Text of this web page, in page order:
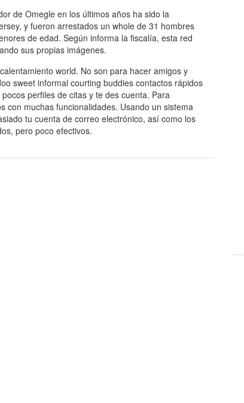
de Omegle en los últimos años ha sido la
y fueron arrestados un whole de 31 hombres
de edad. Según informa la fiscalía, esta red
sus propias imágenes.
world. No son para hacer amigos y
sweet informal courting buddies contactos rápidos
perfiles de citas y te des cuenta. Para
con muchas funcionalidades. Usando un sistema
tu cuenta de correo electrónico, así como los
pero poco efectivos.